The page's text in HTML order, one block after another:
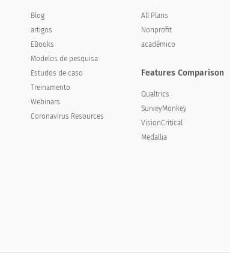
Blog
artigos
EBooks
Modelos de pesquisa
Estudos de caso
Treinamento
Webinars
Coronavirus Resources
All Plans
Nonprofit
acadêmico
Features Comparison
Qualtrics
SurveyMonkey
VisionCritical
Medallia